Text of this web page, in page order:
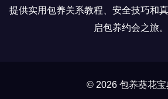
提供实用包养关系教程、安全技巧和
启包养约会之旅。
© 2026 包养葵花宝